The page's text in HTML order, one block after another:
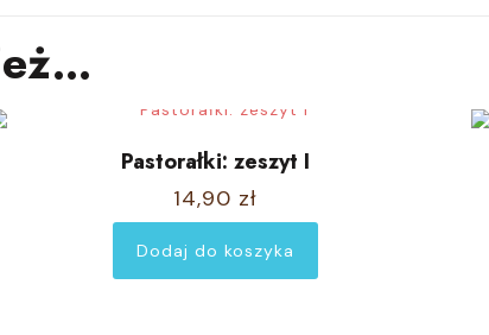
Pastorałki: zeszyt I
14,90 zł
Dodaj do koszyka